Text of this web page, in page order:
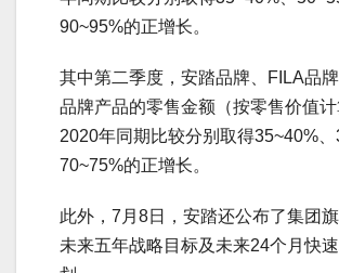
90~95%的正增长。
其中第二季度，安踏品牌、FILA品
品牌产品的零售金额（按零售价值
2020年同期比较分别取得35~40%、
70~75%的正增长。
此外，7月8日，安踏还公布了集团
未来五年战略目标及未来24个月快